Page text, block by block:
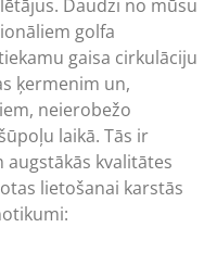
Daudzi no mūsu
golfa
gaisa cirkulāciju
ķermenim un,
neierobežo
laikā. Tās ir
kvalitātes
lietošanai karstās